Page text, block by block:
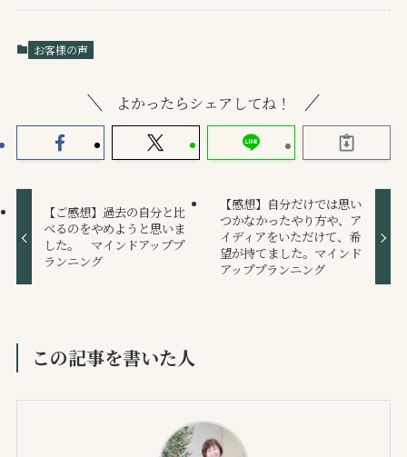
お客様の声
よかったらシェアしてね！
【ご感想】過去の自分と比
べるのをやめようと思いま
した。 マインドアッププ
ランニング
【感想】自分だけでは思い
つかなかったやり方や、ア
イディアをいただけて、希
望が持てました。マインド
アッププランニング
この記事を書いた人